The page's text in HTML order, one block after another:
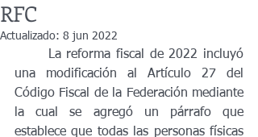
RFC
Actualizado: 8 jun 2022
una modificación al Artículo 27 del
Código Fiscal de la Federación mediante
la cual se agregó un párrafo que
establece que todas las personas físicas